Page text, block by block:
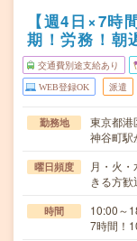
【週4日×7時
期！労務！朝
交通費別途支給あり
WEB登録OK 派遣
勤務地
東京都港
神谷町駅
曜日頻度
月・火
きる方
時間
10:00～
7時間！